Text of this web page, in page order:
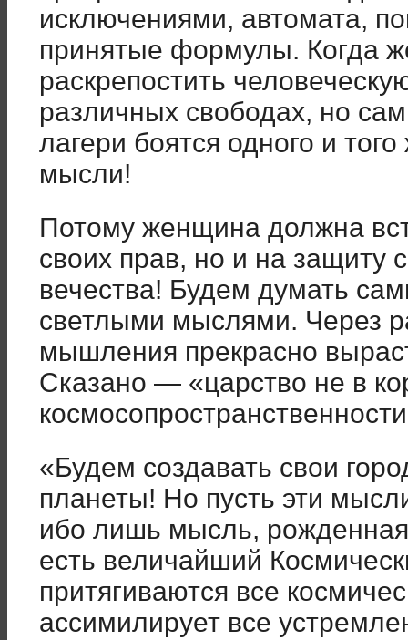
исключени­ями, автомата,
принятые формулы. Когда
раскрепостить
различных свободах, но
лагери боятся одного и
мысли!
Потому женщина должна
своих прав, но и на
вечества! Будем думать
светлыми мыслями. Через
мышле­ния прекрасно
Сказано — «царство не в
«Будем создавать свои
планеты! Но пусть эти
ибо лишь мысль,
есть величайший
притягива­ются все
ассимилирует все